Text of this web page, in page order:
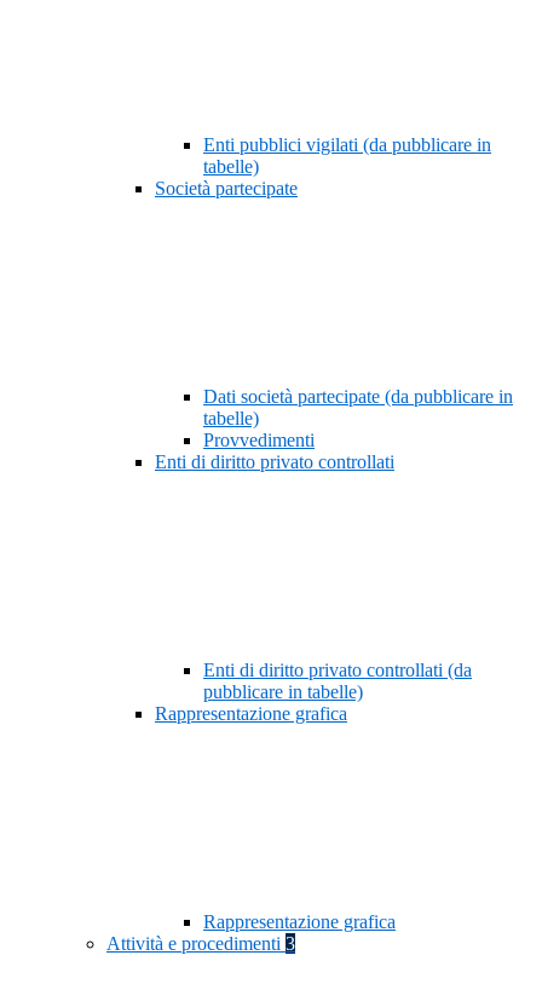
Enti pubblici vigilati (da pubblicare in
tabelle)
Società partecipate
Dati società partecipate (da pubblicare in
tabelle)
Provvedimenti
Enti di diritto privato controllati
Enti di diritto privato controllati (da
pubblicare in tabelle)
Rappresentazione grafica
Rappresentazione grafica
Attività e procedimenti 3